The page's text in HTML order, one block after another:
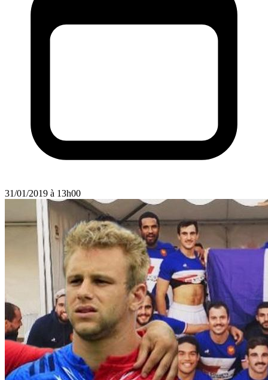
31/01/2019 à 13h00